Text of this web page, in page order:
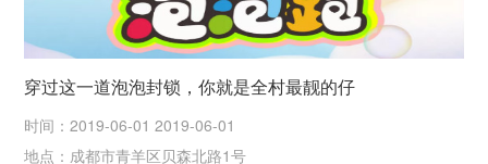
穿过这一道泡泡封锁，你就是全村最靓的仔
时间：2019-06-01 2019-06-01
地点：成都市青羊区贝森北路1号